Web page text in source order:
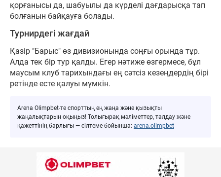
қорғанысы да, шабуылы да күрделі дағдарысқа тап
болғанын байқауға болады.
Турнирдегі жағдай
Қазір "Барыс" өз дивизионында соңғы орында тұр.
Алда тек бір тур қалды. Егер нәтиже өзгермесе, бұл
маусым клуб тарихындағы ең сәтсіз кезеңдердің бірі
ретінде есте қалуы мүмкін.
Arena Olimpbet-те спорттың ең жаңа және қызықты
жаңалықтарын оқыңыз! Толығырақ мәліметтер, талдау және
қажеттінің барлығы — сілтеме бойынша: arena.olimpbet